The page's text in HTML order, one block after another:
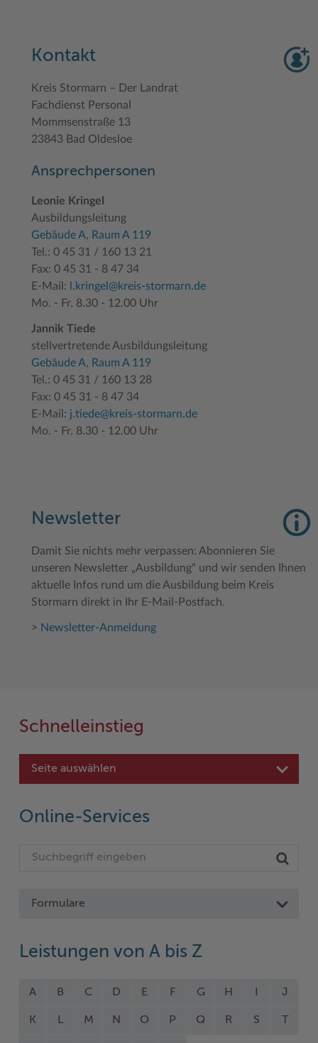
Kontakt
Kreis Stormarn – Der Landrat
Fachdienst Personal
Mommsenstraße 13
23843 Bad Oldesloe
Ansprechpersonen
Leonie Kringel
Ausbildungsleitung
Gebäude A, Raum A 119
Tel.: 0 45 31 / 160 13 21
Fax: 0 45 31 - 8 47 34
E-Mail:
l.kringel@kreis-stormarn.de
Mo. - Fr. 8.30 - 12.00 Uhr
Jannik Tiede
stellvertretende Ausbildungsleitung
Gebäude A, Raum A 119
Tel.: 0 45 31 / 160 13 28
Fax: 0 45 31 - 8 47 34
E-Mail: j.tiede@kreis-stormarn.de
Mo. - Fr. 8.30 - 12.00 Uhr
Newsletter
Damit Sie nichts mehr verpassen: Abonnieren Sie
unseren Newsletter „Ausbildung“ und wir senden Ihnen
aktuelle Infos rund um die Ausbildung beim Kreis
Stormarn direkt in Ihr E-Mail-Postfach.
> Newsletter-Anmeldung
Schnelleinstieg
Seite auswählen
Online-Services
Formulare
Leistungen von A bis Z
A B C D E F G H J
K L M N O P Q R S T